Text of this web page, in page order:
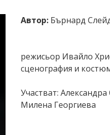
Автор: Бърнард
режисьор Ивайло
сценография и
Участват:
Милена Георгиева